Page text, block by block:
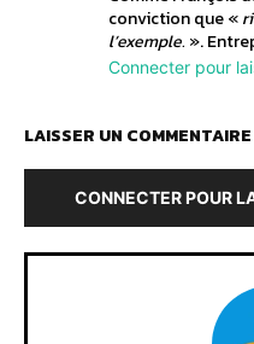
conviction que «
l’exemple. ».
Connecter pour
LAISSER UN COMMENTAIRE
CONNECTER POUR